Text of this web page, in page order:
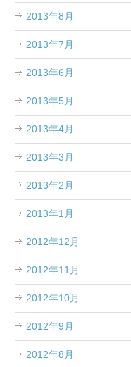
2013年8月
2013年7月
2013年6月
2013年5月
2013年4月
2013年3月
2013年2月
2013年1月
2012年12月
2012年11月
2012年10月
2012年9月
2012年8月